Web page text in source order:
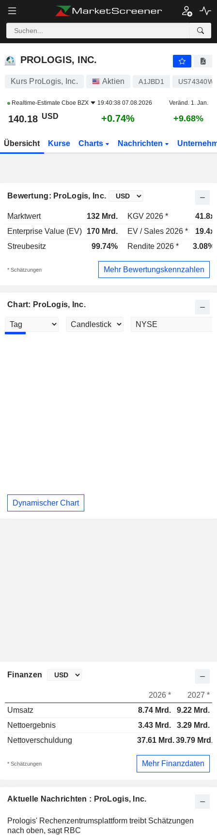
PROLOGIS, INC.
PROLOGIS, INC.
Kurs ProLogis, Inc. Aktien A1JBD1
Realtime-Estimate Cboe BZX 19:40:38 07.08.2026 Veränd. 1. Jan.
140.18 USD +0.74% +9.68%
Übersicht Kurse Charts Nachrichten
Bewertung: ProLogis, Inc.
Marktwert 132 Mrd. KGV 2026 *
41.8x
Enterprise Value (EV)
170 Mrd. EV / Sales 2026 *
19.4x
Streubesitz
99.74% Rendite 2026 * 3.08%
* Schätzungen Mehr Bewertungskennzahlen
Chart: ProLogis, Inc.
Dynamischer Chart
Aktuelle Nachrichten : ProLogis, Inc.
Prologis' Rechenzentrumsplattform treibt Schätzungen
nach oben, sagt RBC
Finanzen
2026 *
2027 *
Umsatz
8.74 Mrd.
9.22 Mrd.
Nettoergebnis
3.43 Mrd.
3.29 Mrd.
Nettoverschuldung
37.61 Mrd.39.79 Mrd.
* Schätzungen Mehr Finanzdaten